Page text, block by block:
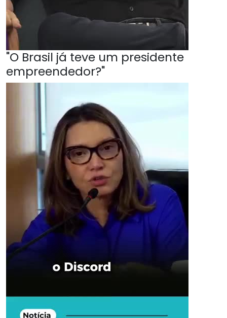
"O Brasil já teve um presidente
empreendedor?"